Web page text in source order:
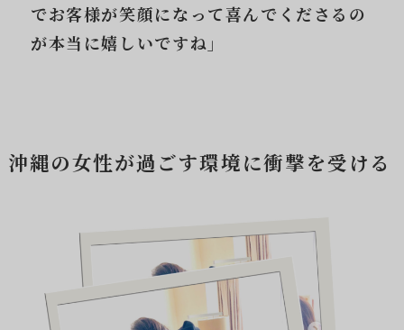
でお客様が笑顔になって喜んでくださるの
が本当に嬉しいですね」
沖縄の女性が過ごす環境に衝撃を受ける